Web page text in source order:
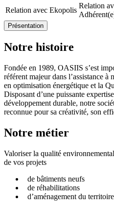
Relation avec Ekopolis
Relation
Présentation
Notre histoire
Fondée en 1989, OASIIS s’est
référent majeur dans l’assistance
en optimisation énergétique et la
Disposant d’une puissante
développement durable, notre
reconnue pour sa créativité, son
Notre métier
Valoriser la qualité
de vos projets
de bâtiments neufs
de réhabilitations
d’aménagement du territoire